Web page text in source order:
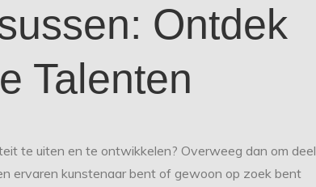
Ontdek
Talenten
te uiten en te ontwikkelen? Overweeg dan om deel
ervaren kunstenaar bent of gewoon op zoek bent